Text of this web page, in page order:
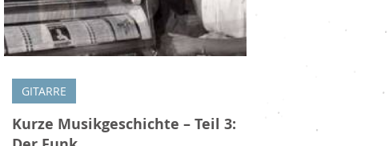
Kurze Musikgeschichte – Teil 3:
GITARRE